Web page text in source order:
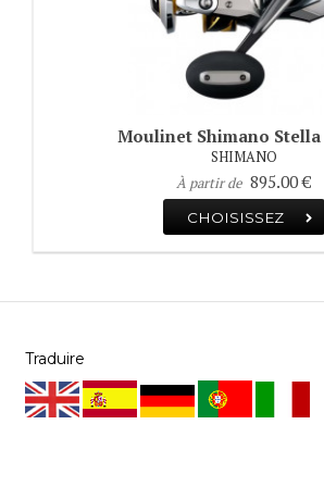
Moulinet Shimano Stella
SHIMANO
À partir de 895.00 €
CHOISISSEZ
Traduire